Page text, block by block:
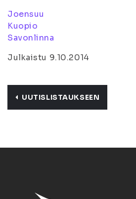
Joensuu
Kuopio
Savonlinna
Julkaistu 9.10.2014
UUTISLISTAUKSEEN